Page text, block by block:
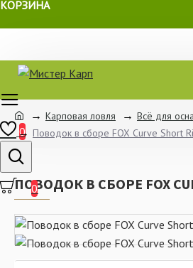
КОРЗИНА
0
0
Карповая ловля Всё для
Поводок в сборе FOX Curve Short
ПОВОДОК В СБОРЕ FOX